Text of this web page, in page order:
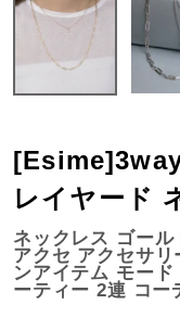
ネックレス ゴー
アクセ アクセサ
ンアイテム モー
ーティー 2連 コー
レイヤード